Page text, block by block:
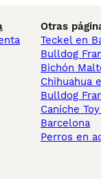
Otras
Teckel en
Bulldog
Bichón
Chihuahua
Bulldog
Caniche
Barcelona
Perros en